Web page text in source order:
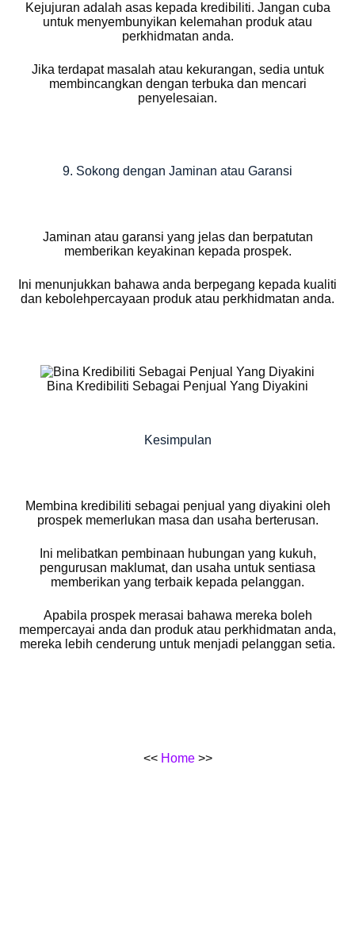
Kejujuran adalah asas kepada kredibiliti. Jangan cuba
untuk menyembunyikan kelemahan produk atau
perkhidmatan anda.
Jika terdapat masalah atau kekurangan, sedia untuk
membincangkan dengan terbuka dan mencari
penyelesaian.
9. Sokong dengan Jaminan atau Garansi
Jaminan atau garansi yang jelas dan berpatutan
memberikan keyakinan kepada prospek.
Ini menunjukkan bahawa anda berpegang kepada kualiti
dan kebolehpercayaan produk atau perkhidmatan anda.
Bina Kredibiliti Sebagai Penjual Yang Diyakini
Kesimpulan
Membina kredibiliti sebagai penjual yang diyakini oleh
prospek memerlukan masa dan usaha berterusan.
Ini melibatkan pembinaan hubungan yang kukuh,
pengurusan maklumat, dan usaha untuk sentiasa
memberikan yang terbaik kepada pelanggan.
Apabila prospek merasai bahawa mereka boleh
mempercayai anda dan produk atau perkhidmatan anda,
mereka lebih cenderung untuk menjadi pelanggan setia.
<< Home>>